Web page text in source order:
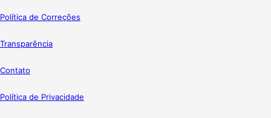
Política de Correções
Transparência
Contato
Política de Privacidade